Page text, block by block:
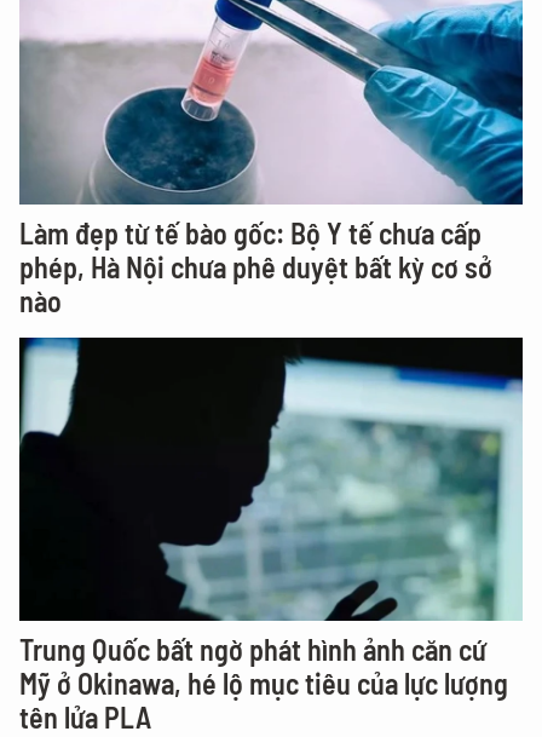
Làm đẹp từ tế bào gốc: Bộ Y tế chưa cấp
phép, Hà Nội chưa phê duyệt bất kỳ cơ sở
nào
Trung Quốc bất ngờ phát hình ảnh căn cứ
Mỹ ở Okinawa, hé lộ mục tiêu của lực lượng
tên lửa PLA